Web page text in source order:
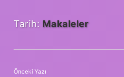
Tarih: Makaleler
Önceki Yazı